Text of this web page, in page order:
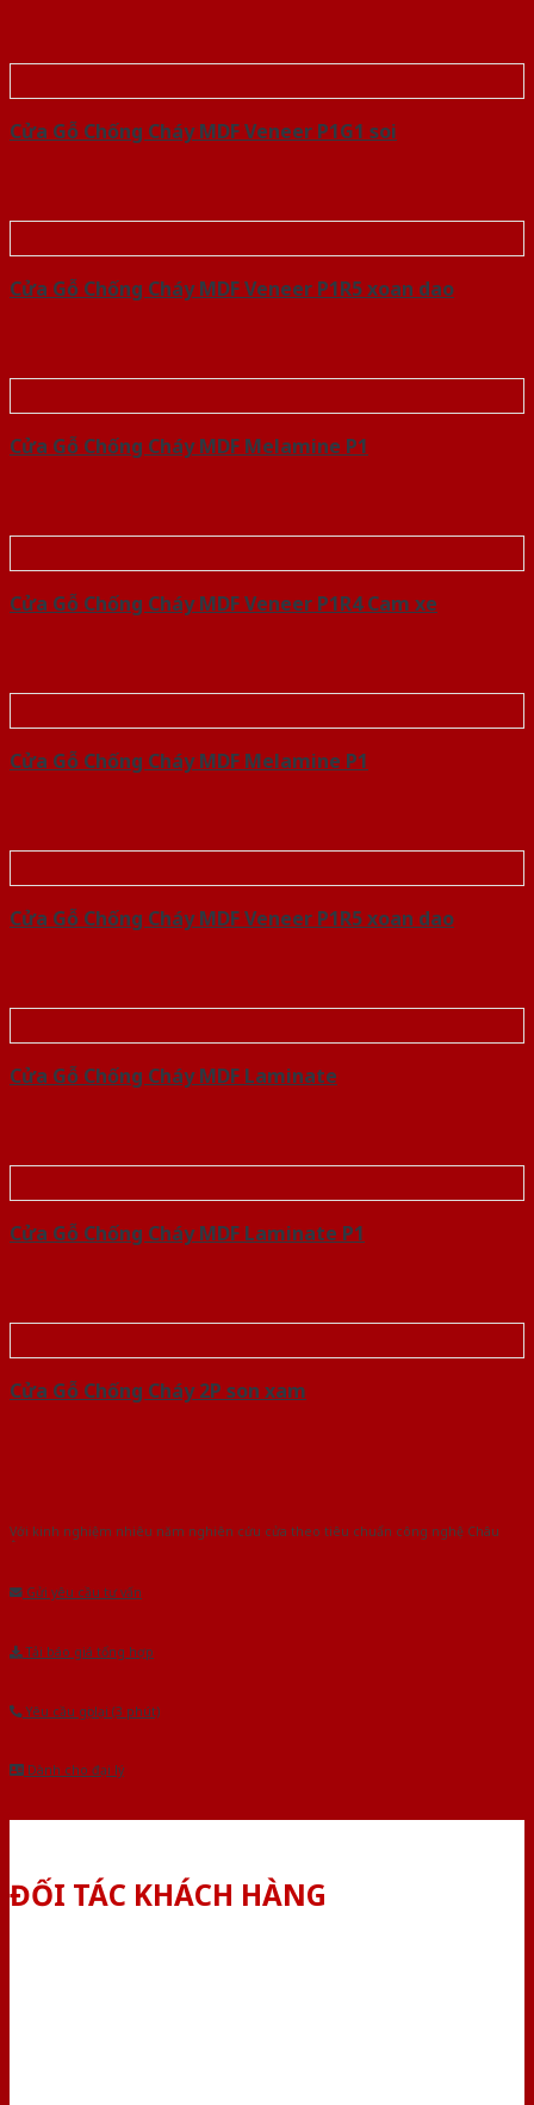
Cửa Gỗ Chống Cháy MDF Veneer P1G1 soi
Cửa Gỗ Chống Cháy MDF Veneer P1R5 xoan dao
Cửa Gỗ Chống Cháy MDF Melamine P1
Cửa Gỗ Chống Cháy MDF Veneer P1R4 Cam xe
Cửa Gỗ Chống Cháy MDF Melamine P1
Cửa Gỗ Chống Cháy MDF Veneer P1R5 xoan dao
Cửa Gỗ Chống Cháy MDF Laminate
Cửa Gỗ Chống Cháy MDF Laminate P1
Cửa Gỗ Chống Cháy 2P son xam
Với kinh nghiệm nhiêu năm nghiên cứu cửa theo tiêu chuẩn công nghệ Châu
Âu.Chúng tôi tự tin là nhà sản xuất & cung cấp hàng đầu tại Việt Nam!
Gửi yêu cầu tư vấn
Tải báo giá tổng hợp
Yêu cầu gọi lại (3 phút)
Dành cho đại lý
ĐỐI TÁC KHÁCH HÀNG